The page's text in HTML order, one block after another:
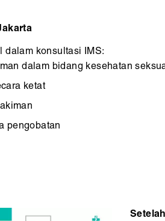
dalam konsultasi IMS:
dalam bidang kesehatan
ketat
pengobatan